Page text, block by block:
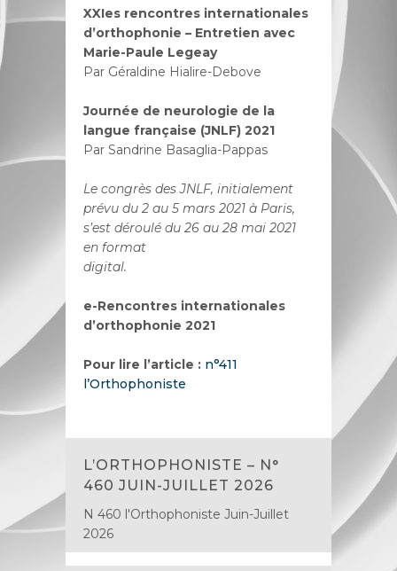
XXIes rencontres internationales
d’orthophonie – Entretien avec
Marie-Paule Legeay
Par Géraldine Hialire-Debove
Journée de neurologie de la
langue française (JNLF) 2021
Par Sandrine Basaglia-Pappas
Le congrès des JNLF, initialement
prévu du 2 au 5 mars 2021 à Paris,
s’est déroulé du 26 au 28 mai 2021
en format
digital.
e-Rencontres internationales
d’orthophonie 2021
Pour lire l’article : n°411
l’Orthophoniste
L’ORTHOPHONISTE – N°
460 JUIN-JUILLET 2026
N 460 l'Orthophoniste Juin-Juillet
2026